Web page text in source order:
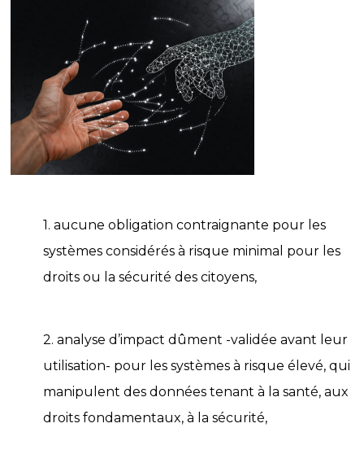
1. aucune obligation contraignante pour les
systèmes considérés à risque minimal pour les
droits ou la sécurité des citoyens,
2. analyse d’impact dûment -validée avant leur
utilisation- pour les systèmes à risque élevé, qui
manipulent des données tenant à la santé, aux
droits fondamentaux, à la sécurité,